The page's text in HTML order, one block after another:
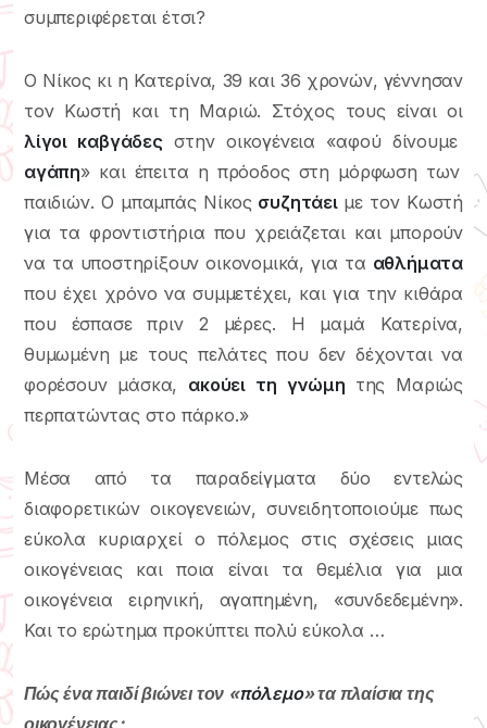
συμπεριφέρεται έτσι?
Ο Νίκος κι η Κατερίνα, 39 και 36 χρονών, γέννησαν
τον Κωστή και τη Μαριώ. Στόχος τους είναι οι
λίγοι καβγάδεςστην οικογένεια «αφού δίνουμε
αγάπη» και έπειτα η πρόοδος στη μόρφωση των
παιδιών. Ο μπαμπάς Νίκος συζητάει με τον Κωστή
για τα φροντιστήρια που χρειάζεται και μπορούν
να τα υποστηρίξουν οικονομικά, για τα αθλήματα
που έχει χρόνο να συμμετέχει, και για την κιθάρα
που έσπασε πριν 2 μέρες. Η μαμά Κατερίνα,
θυμωμένη με τους πελάτες που δεν δέχονται να
φορέσουν μάσκα, ακούει τη γνώμη της Μαριώς
περπατώντας στο πάρκο.»
Μέσα από τα παραδείγματα δύο εντελώς
διαφορετικών οικογενειών, συνειδητοποιούμε πως
εύκολα κυριαρχεί ο πόλεμος στις σχέσεις μιας
οικογένειας και ποια είναι τα θεμέλια για μια
οικογένεια ειρηνική, αγαπημένη, «συνδεδεμένη».
Και το ερώτημα προκύπτει πολύ εύκολα …
Πώς ένα παιδί βιώνει τον «πόλεμο» τα πλαίσια της